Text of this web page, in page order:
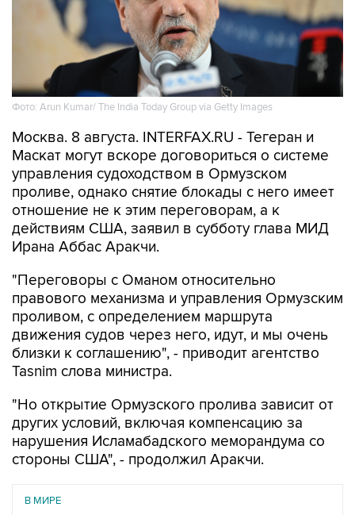
Фото: Arun Kumar/ The India Today Group via Getty Images
Москва. 8 августа. INTERFAX.RU - Тегеран и
Маскат могут вскоре договориться о системе
управления судоходством в Ормузском
проливе, однако снятие блокады с него имеет
отношение не к этим переговорам, а к
действиям США, заявил в субботу глава МИД
Ирана Аббас Аракчи.
"Переговоры с Оманом относительно
правового механизма и управления Ормузским
проливом, с определением маршрута
движения судов через него, идут, и мы очень
близки к соглашению", - приводит агентство
Tasnim слова министра.
"Но открытие Ормузского пролива зависит от
других условий, включая компенсацию за
нарушения Исламабадского меморандума со
стороны США", - продолжил Аракчи.
В МИРЕ